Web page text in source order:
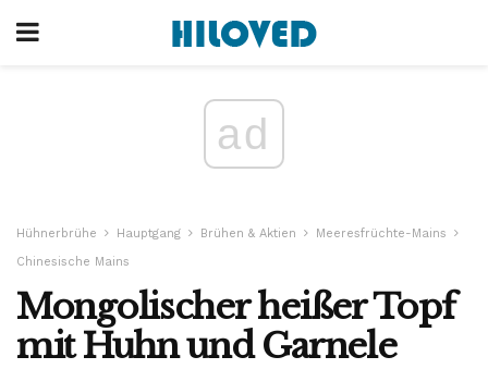
ad
Hühnerbrühe Hauptgang Brühen & Aktien
Meeresfrüchte-Mains
Chinesische Mains
Mongolischer heißer Topf
mit Huhn und Garnele